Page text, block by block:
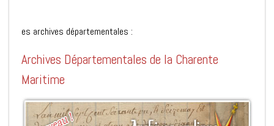
es archives départementales :
Archives Départementales de la Charente
Maritime